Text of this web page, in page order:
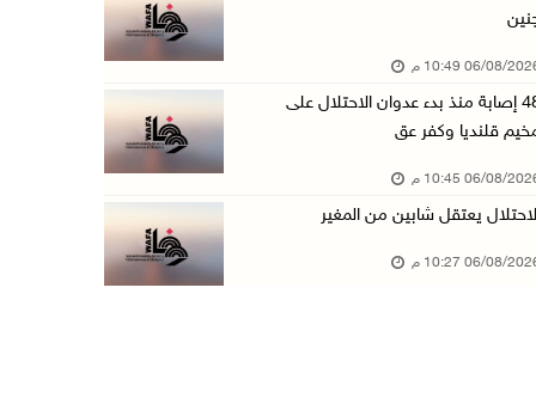
الاحتلال يخطر بإزالة أشجار زيتون والاستيلاء ع ...
رابطة العالم الإسلامي تدين تواصل انتهاكات الا ...
الاحتلال يدمّر بيت الزوجية قبل ساعات من الزفا ...
08/2026 10:49 م
48 إصابة منذ بدء عدوان الاحتلال على
قلنديا وكفر عق
08/2026 10:45 م
يعتقل شابين من المغير
08/2026 10:27 م